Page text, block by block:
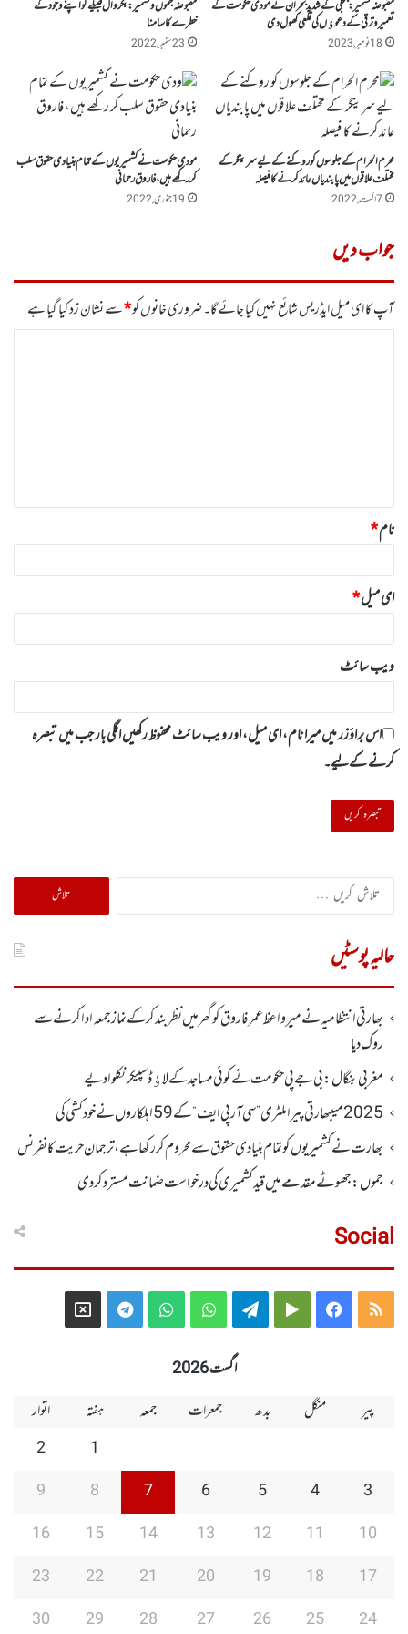
مقبوضہ کشمیر: بجلی کے شدید بحران نے مودی حکومت کے
تعمیر و ترقی کے دعوﺅں کی قلعی کھول دی
18 نومبر, 2023
مقبوضہ جموں وکشمیر: بکروال قبیلے کو اپنے وجود کے
خطرے کا سامنا
23 ستمبر, 2022
محرم الحرام کے جلوسوں کو روکنے کے لیے سرینگر کے
مختلف علاقوں میں پابندیاں عائد کرنے کا فیصلہ
7 اگست, 2022
مودی حکومت نے کشمیریوں کے تمام بنیادی حقوق سلب
کر رکھے ہیں، فاروق رحمانی
19 جنوری, 2022
جواب دیں
آپ کا ای میل ایڈریس شائع نہیں کیا جائے گا۔ضروری خانوں کو*سے نشان زد کیا گیا ہے
نام*
ای میل*
ویب‌ سائٹ
اس براؤزر میں میرا نام، ای میل، اور ویب سائٹ محفوظ رکھیں اگلی بار جب میں تبصرہ
کرنے کےلیے۔
تلاش
کریں
حالیہ پوسٹیں
بھارتی انتظامیہ نے میر واعظ عمر فاروق کو گھر میں نظر بندکر کے نماز جمعہ ادا کرنے سے
روک دیا
مغربی بنگال: بی جے پی حکومت نے کوئی مساجد کے لاﺅڈ سپیکر نکلوا دیے
2025 میںبھارتی پیرا ملٹری ”سی آر پی ایف“ کے 59 اہلکاروں نے خودکشی کی
بھارت نے کشمیریوں کو تمام بنیادی حقوق سے محروم کر رکھا ہے، ترجمان حریت کانفرنس
جموں :جھوٹے مقدمے میں قید کشمیری کی درخواست ضمانت مسترد کردی
Social
RSS
Facebook
Google
Telegram
WhatsApp
WhatsApp
Telegram
X
اگست 2026
پیر
منگل بدھ جمعرات جمعہ ہفتہ
اتوار
1
2
3
4
5
6
7
8
9
10
11
12
13
14
15
16
17
18
19
20
21
22
23
24
25
26
27
28
29
30